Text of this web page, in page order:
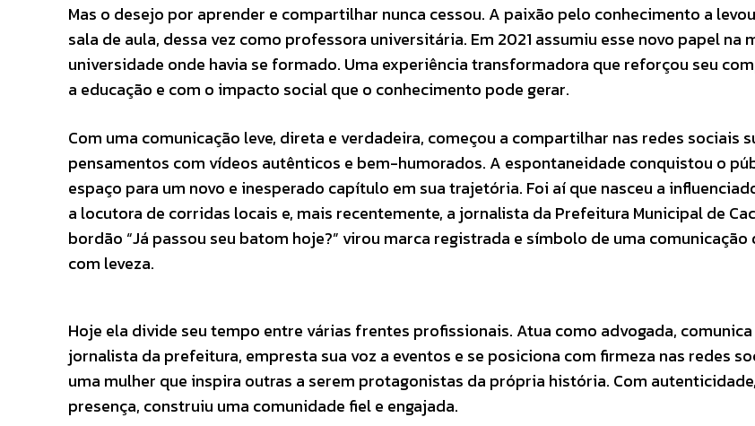
Mas o desejo por aprender e compartilhar nunca cessou. A paixão pelo conhecimento a
sala de aula, dessa vez como professora universitária. Em 2021 assumiu esse novo papel na
universidade onde havia se formado. Uma experiência transformadora que reforçou seu
a educação e com o impacto social que o conhecimento pode gerar.
Com uma comunicação leve, direta e verdadeira, começou a compartilhar nas redes sociais
pensamentos com vídeos autênticos e bem-humorados. A espontaneidade conquistou o
espaço para um novo e inesperado capítulo em sua trajetória. Foi aí que nasceu a
a locutora de corridas locais e, mais recentemente, a jornalista da Prefeitura Municipal de
bordão “Já passou seu batom hoje?” virou marca registrada e símbolo de uma comunicação
com leveza.
Hoje ela divide seu tempo entre várias frentes profissionais. Atua como advogada,
jornalista da prefeitura, empresta sua voz a eventos e se posiciona com firmeza nas redes
uma mulher que inspira outras a serem protagonistas da própria história. Com
presença, construiu uma comunidade fiel e engajada.